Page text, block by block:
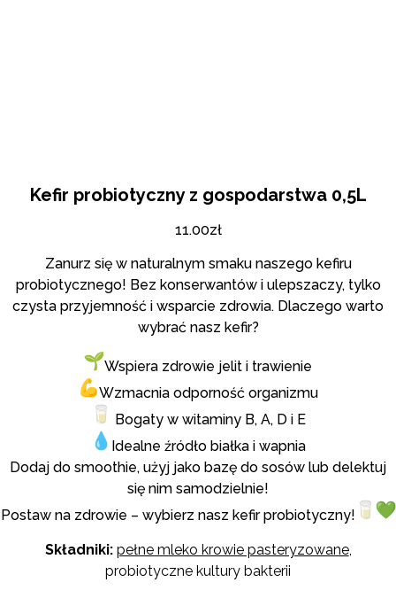
Kefir probiotyczny z gospodarstwa 0,5L
11.00zł
Zanurz się w naturalnym smaku naszego kefiru
probiotycznego! Bez konserwantów i ulepszaczy, tylko
czysta przyjemność i wsparcie zdrowia. Dlaczego warto
wybrać nasz kefir?
Wspiera zdrowie jelit i trawienie
Wzmacnia odporność organizmu
Bogaty w witaminy B, A, D i E
Idealne źródło białka i wapnia
Dodaj do smoothie, użyj jako bazę do sosów lub delektuj
się nim samodzielnie!
Postaw na zdrowie – wybierz nasz kefir probiotyczny!
Składniki: pełne mleko krowie pasteryzowane,
probiotyczne kultury bakterii